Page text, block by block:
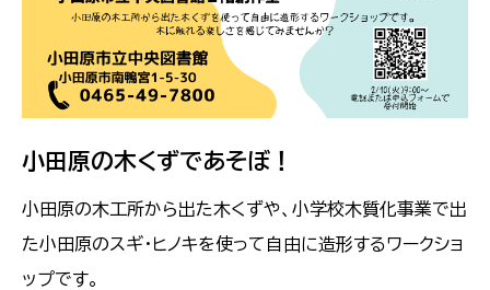
小田原の木くずであそぼ！
小田原の木工所から出た木くずや、小学校木質化事業で出
た小田原のスギ・ヒノキを使って自由に造形するワークショ
ップです。